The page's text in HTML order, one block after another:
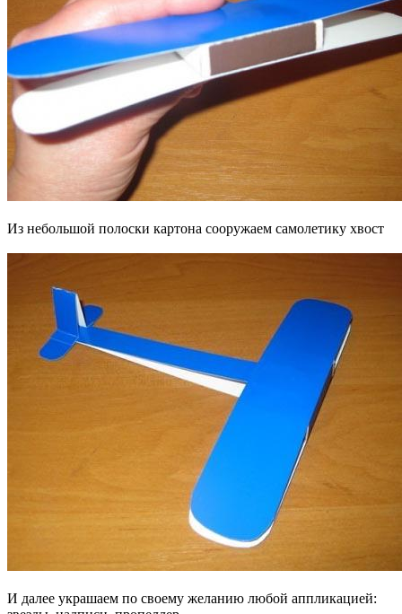
Из небольшой полоски картона сооружаем самолетику хвост
И далее украшаем по своему желанию любой аппликацией: